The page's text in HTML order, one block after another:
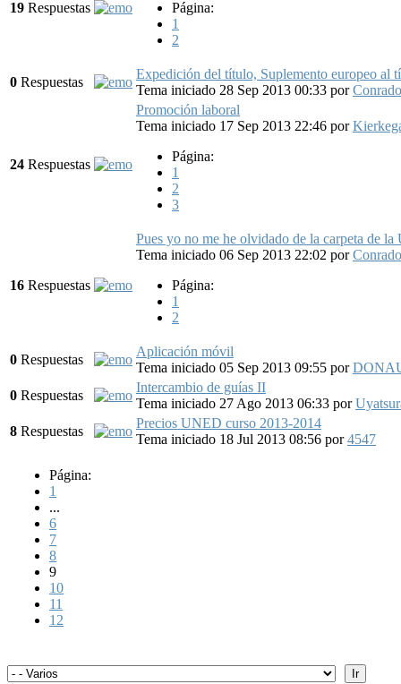
19 Respuestas
Página:
1
2
0 Respuestas
Expedición del título, Suplemento europeo al
Tema iniciado 28 Sep 2013 00:33 porConrado
24 Respuestas
Promoción laboral
Tema iniciado 17 Sep 2013 22:46 por
Página:
1
2
3
16 Respuestas
Pues yo no me he olvidado de la carpeta de
Tema iniciado 06 Sep 2013 22:02 porConrado
Página:
1
2
0 Respuestas
Aplicación móvil
Tema iniciado 05 Sep 2013 09:55 por
0 Respuestas
Intercambio de guías II
Tema iniciado 27 Ago 2013 06:33 por
8 Respuestas
Precios UNED curso 2013-2014
Tema iniciado 18 Jul 2013 08:56 por4547
Página:
1
...
6
7
8
9
10
11
12